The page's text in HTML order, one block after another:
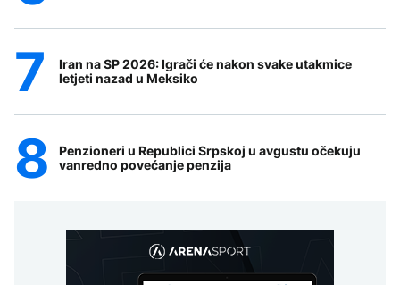
Iran na SP 2026: Igrači će nakon svake utakmice
letjeti nazad u Meksiko
Penzioneri u Republici Srpskoj u avgustu očekuju
vanredno povećanje penzija